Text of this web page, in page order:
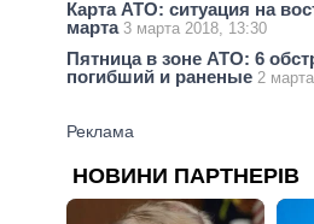
Карта АТО: ситуация на
марта 3 марта 2018, 13:30
Пятница в зоне АТО: 6
погибший и раненые 2